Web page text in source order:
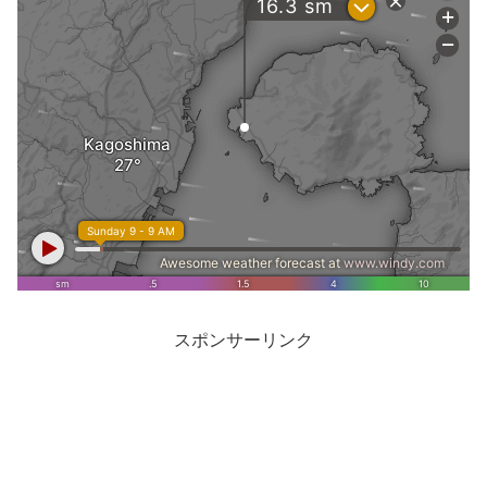
スポンサーリンク